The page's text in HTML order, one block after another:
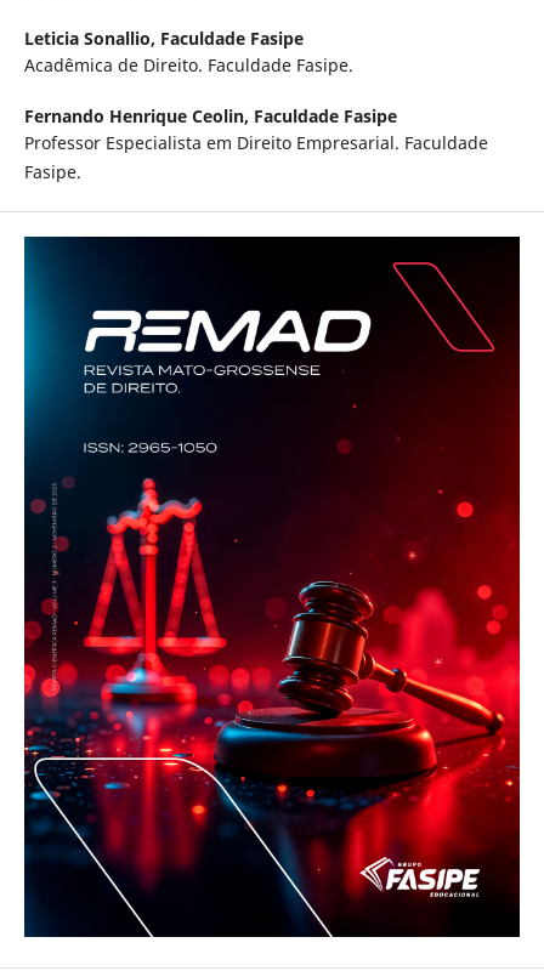
Leticia Sonallio, Faculdade Fasipe
Acadêmica de Direito. Faculdade Fasipe.
Fernando Henrique Ceolin, Faculdade Fasipe
Professor Especialista em Direito Empresarial. Faculdade
Fasipe.